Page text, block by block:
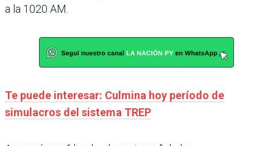
a la 1020 AM.
Te puede interesar: Culmina hoy período de
simulacros del sistema TREP